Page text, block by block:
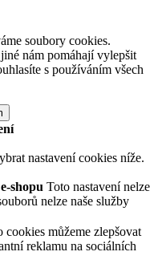
soubory cookies.
nám pomáhají vylepšit
s používáním všech
nastavení cookies níže.
shopu Toto nastavení nelze
nelze naše služby
cookies můžeme zlepšovat
reklamu na sociálních